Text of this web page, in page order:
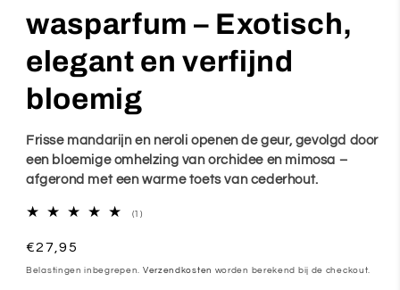
wasparfum – Exotisch,
elegant en verfijnd
bloemig
Frisse mandarijn en neroli openen de geur, gevolgd door
een bloemige omhelzing van orchidee en mimosa –
afgerond met een warme toets van cederhout.
(1)1
Normale
prijs
€27,95
Belastingen inbegrepen. Verzendkosten worden berekend bij de checkout.